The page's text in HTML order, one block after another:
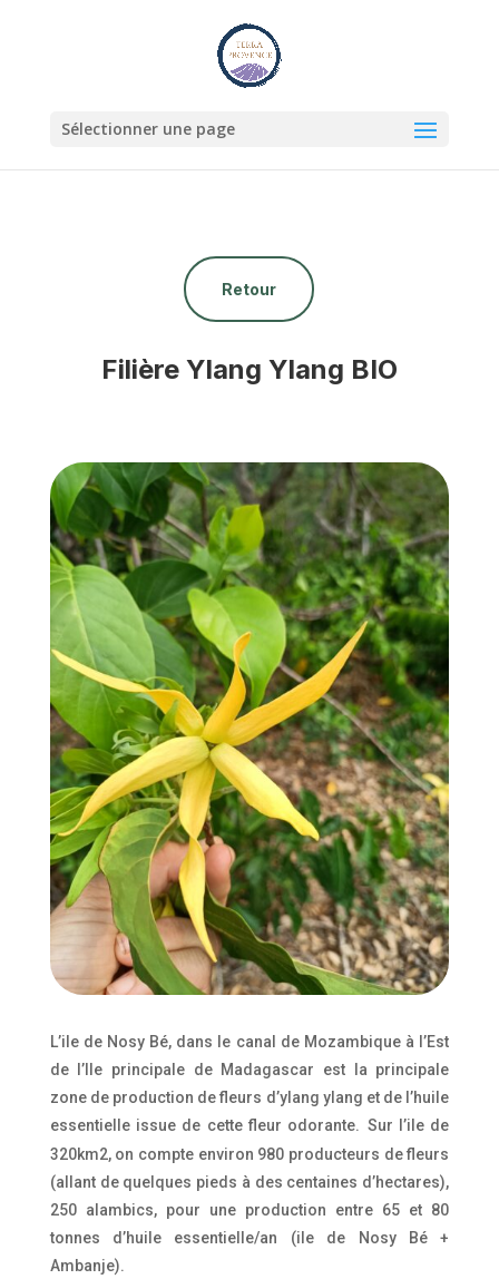
Sélectionner une page
Retour
Filière Ylang Ylang BIO
L’ile de Nosy Bé, dans le canal de Mozambique à l’Est
de l’Ile principale de Madagascar est la principale
zone de production de fleurs d’ylang ylang et de l’huile
essentielle issue de cette fleur odorante. Sur l’ile de
320km2, on compte environ 980 producteurs de fleurs
(allant de quelques pieds à des centaines d’hectares),
250 alambics, pour une production entre 65 et 80
tonnes d’huile essentielle/an (ile de Nosy Bé +
Ambanje).